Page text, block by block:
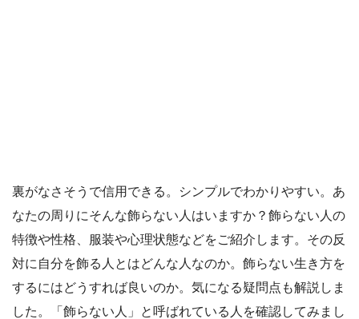
裏がなさそうで信用できる。シンプルでわかりやすい。あ
なたの周りにそんな飾らない人はいますか？飾らない人の
特徴や性格、服装や心理状態などをご紹介します。その反
対に自分を飾る人とはどんな人なのか。飾らない生き方を
するにはどうすれば良いのか。気になる疑問点も解説しま
した。「飾らない人」と呼ばれている人を確認してみまし